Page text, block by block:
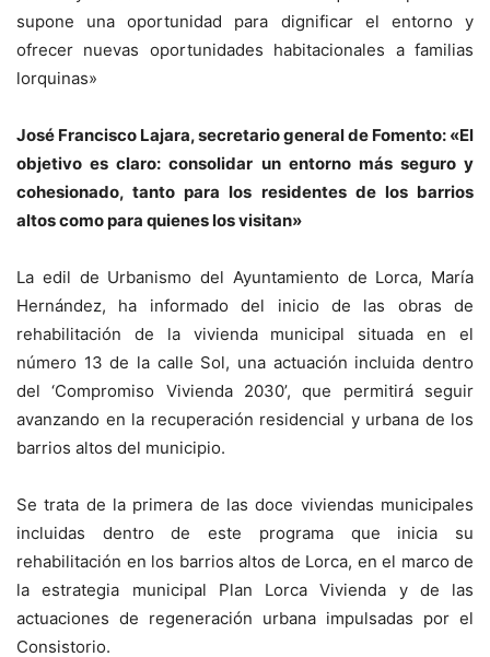
supone una oportunidad para dignificar el entorno y
ofrecer nuevas oportunidades habitacionales a familias
lorquinas»
José Francisco Lajara, secretario general de Fomento: «El
objetivo es claro: consolidar un entorno más seguro y
cohesionado, tanto para los residentes de los barrios
altos como para quienes los visitan»
La edil de Urbanismo del Ayuntamiento de Lorca, María
Hernández, ha informado del inicio de las obras de
rehabilitación de la vivienda municipal situada en el
número 13 de la calle Sol, una actuación incluida dentro
del ‘Compromiso Vivienda 2030’, que permitirá seguir
avanzando en la recuperación residencial y urbana de los
barrios altos del municipio.
Se trata de la primera de las doce viviendas municipales
incluidas dentro de este programa que inicia su
rehabilitación en los barrios altos de Lorca, en el marco de
la estrategia municipal Plan Lorca Vivienda y de las
actuaciones de regeneración urbana impulsadas por el
Consistorio.